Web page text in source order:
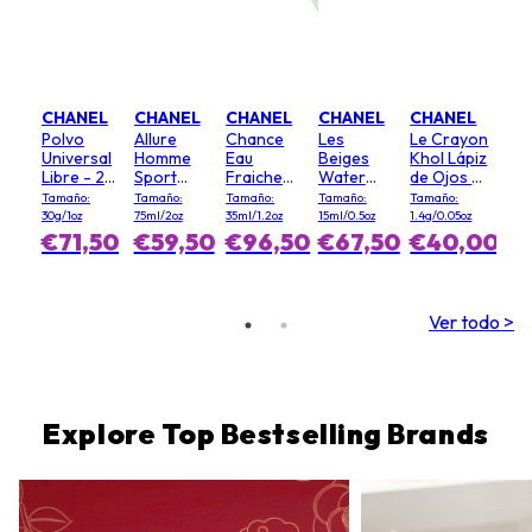
CHANEL
Polvo
Universal
Libre - 20
(Clair)
Tamaño:
30g/1oz
€71,50
CHANEL
Allure
Homme
Sport
Desodorante
en Barra
Tamaño:
75ml/2oz
€59,50
CHANEL
Chance
Eau
Fraiche
Bruma
Cabello
Tamaño:
35ml/1.2oz
€96,50
CHANEL
Les
Beiges
Water
Fresh
Rubor - #
Light Pink
Tamaño:
15ml/0.5oz
€67,50
CHANEL
Le Crayon
Khol Lápiz
de Ojos -
# 64
Graphite
Tamaño:
1.4g/0.05oz
€40,00
Ver todo >
Explore Top Bestselling Brands